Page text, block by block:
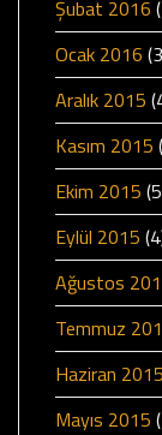
Şubat 2016
Ocak 2016
Aralık 2015
Kasım 2015
Ekim 2015
Eylül 2015
Ağustos
Temmuz
Haziran 2015
Mayıs 2015